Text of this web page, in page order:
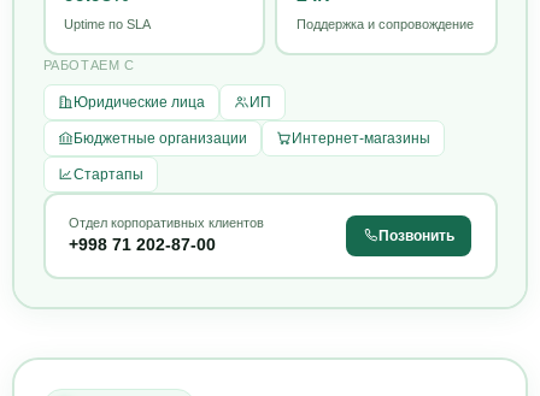
Uptime по SLA Поддержка и сопровождение
РАБОТАЕМ С
Юридические лица ИП
Бюджетные организации Интернет-магазины
Стартапы
Отдел корпоративных клиентов
+998 71 202-87-00 Позвонить